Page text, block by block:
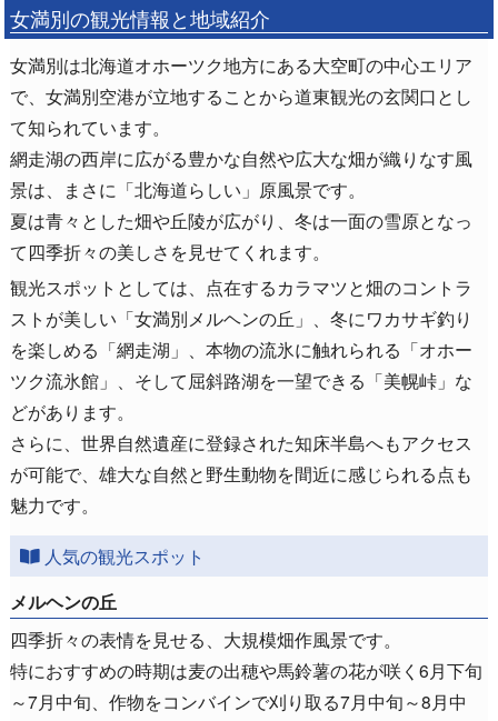
女満別の観光情報と地域紹介
女満別は北海道オホーツク地方にある大空町の中心エリア
で、女満別空港が立地することから道東観光の玄関口とし
て知られています。
網走湖の西岸に広がる豊かな自然や広大な畑が織りなす風
景は、まさに「北海道らしい」原風景です。
夏は青々とした畑や丘陵が広がり、冬は一面の雪原となっ
て四季折々の美しさを見せてくれます。
観光スポットとしては、点在するカラマツと畑のコントラ
ストが美しい「女満別メルヘンの丘」、冬にワカサギ釣り
を楽しめる「網走湖」、本物の流氷に触れられる「オホー
ツク流氷館」、そして屈斜路湖を一望できる「美幌峠」な
どがあります。
さらに、世界自然遺産に登録された知床半島へもアクセス
が可能で、雄大な自然と野生動物を間近に感じられる点も
魅力です。
人気の観光スポット
メルヘンの丘
四季折々の表情を見せる、大規模畑作風景です。
特におすすめの時期は麦の出穂や馬鈴薯の花が咲く6月下旬
～7月中旬、作物をコンバインで刈り取る7月中旬～8月中